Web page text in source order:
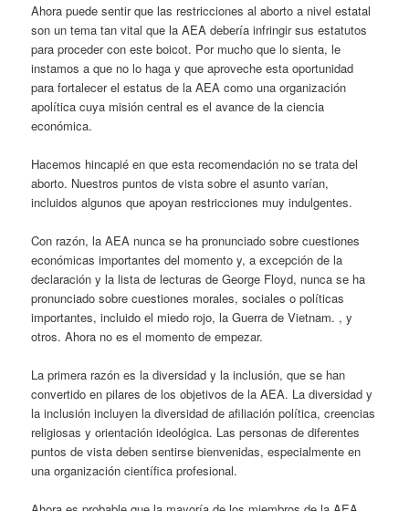
Ahora puede sentir que las restricciones al aborto a nivel estatal
son un tema tan vital que la AEA debería infringir sus estatutos
para proceder con este boicot. Por mucho que lo sienta, le
instamos a que no lo haga y que aproveche esta oportunidad
para fortalecer el estatus de la AEA como una organización
apolítica cuya misión central es el avance de la ciencia
económica.
Hacemos hincapié en que esta recomendación no se trata del
aborto. Nuestros puntos de vista sobre el asunto varían,
incluidos algunos que apoyan restricciones muy indulgentes.
Con razón, la AEA nunca se ha pronunciado sobre cuestiones
económicas importantes del momento y, a excepción de la
declaración y la lista de lecturas de George Floyd, nunca se ha
pronunciado sobre cuestiones morales, sociales o políticas
importantes, incluido el miedo rojo, la Guerra de Vietnam. , y
otros. Ahora no es el momento de empezar.
La primera razón es la diversidad y la inclusión, que se han
convertido en pilares de los objetivos de la AEA. La diversidad y
la inclusión incluyen la diversidad de afiliación política, creencias
religiosas y orientación ideológica. Las personas de diferentes
puntos de vista deben sentirse bienvenidas, especialmente en
una organización científica profesional.